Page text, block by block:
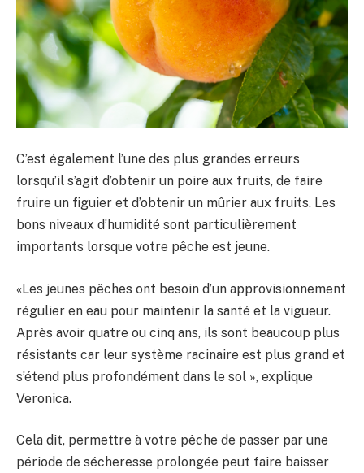
C’est également l’une des plus grandes erreurs
lorsqu’il s’agit d’obtenir un poire aux fruits, de faire
fruire un figuier et d’obtenir un mûrier aux fruits. Les
bons niveaux d’humidité sont particulièrement
importants lorsque votre pêche est jeune.
«Les jeunes pêches ont besoin d’un approvisionnement
régulier en eau pour maintenir la santé et la vigueur.
Après avoir quatre ou cinq ans, ils sont beaucoup plus
résistants car leur système racinaire est plus grand et
s’étend plus profondément dans le sol », explique
Veronica.
Cela dit, permettre à votre pêche de passer par une
période de sécheresse prolongée peut faire baisser